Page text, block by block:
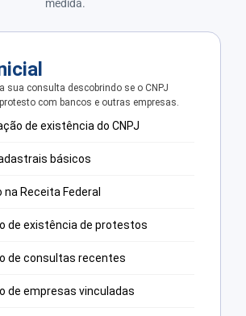
medida.
sua consulta descobrindo se o CNPJ
com bancos e outras empresas.
de existência do CNPJ
básicos
Receita Federal
de existência de protestos
de consultas recentes
de empresas vinculadas